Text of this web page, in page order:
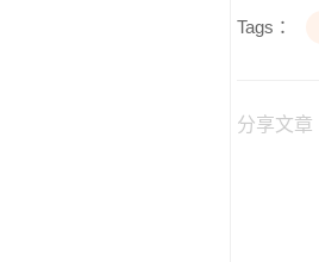
Tags：
分享文章